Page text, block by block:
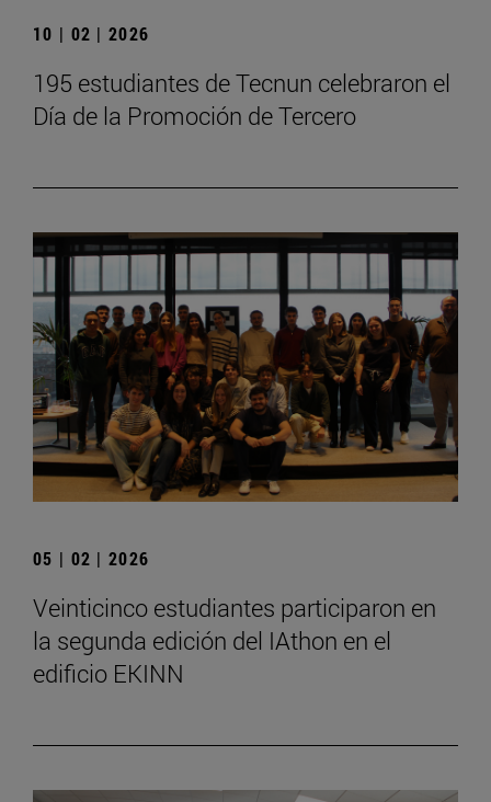
10 | 02 | 2026
195 estudiantes de Tecnun celebraron el
Día de la Promoción de Tercero
05 | 02 | 2026
Veinticinco estudiantes participaron en
la segunda edición del IAthon en el
edificio EKINN